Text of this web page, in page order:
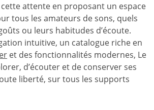
attente en proposant un espace
tous les amateurs de sons, quels
ou leurs habitudes d’écoute.
intuitive, un catalogue riche en
et des fonctionnalités modernes, Le
d’écouter et de conserver ses
liberté, sur tous les supports